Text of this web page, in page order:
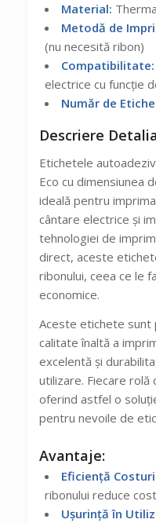
Material:
Metodă de
(nu necesită ribon)
Compatibilitate:
electrice cu funcție
Număr de
Descriere
Etichetele
Eco cu dimensiunea
ideală pentru
cântare electrice și
tehnologiei de
direct, aceste
ribonului, ceea ce le
economice.
Aceste etichete
calitate înaltă a
excelentă și
utilizare. Fiecare
oferind astfel o
pentru nevoile de
Avantaje:
Eficiență
ribonului reduce
Ușurință în